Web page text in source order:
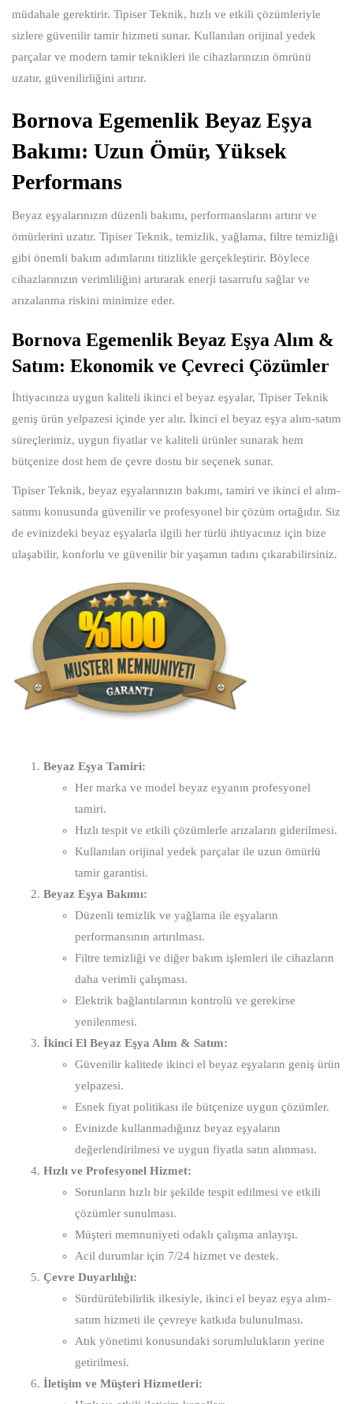
müdahale gerektirir. Tipiser Teknik, hızlı ve etkili çözümleriyle
sizlere güvenilir tamir hizmeti sunar. Kullanılan orijinal yedek
parçalar ve modern tamir teknikleri ile cihazlarınızın ömrünü
uzatır, güvenilirliğini artırır.
Bornova Egemenlik Beyaz Eşya
Bakımı: Uzun Ömür, Yüksek
Performans
Beyaz eşyalarınızın düzenli bakımı, performanslarını artırır ve
ömürlerini uzatır. Tipiser Teknik, temizlik, yağlama, filtre temizliği
gibi önemli bakım adımlarını titizlikle gerçekleştirir. Böylece
cihazlarınızın verimliliğini artırarak enerji tasarrufu sağlar ve
arızalanma riskini minimize eder.
Bornova Egemenlik Beyaz Eşya Alım &
Satım: Ekonomik ve Çevreci Çözümler
İhtiyacınıza uygun kaliteli ikinci el beyaz eşyalar, Tipiser Teknik
geniş ürün yelpazesi içinde yer alır. İkinci el beyaz eşya alım-satım
süreçlerimiz, uygun fiyatlar ve kaliteli ürünler sunarak hem
bütçenize dost hem de çevre dostu bir seçenek sunar.
Tipiser Teknik, beyaz eşyalarınızın bakımı, tamiri ve ikinci el alım-
satımı konusunda güvenilir ve profesyonel bir çözüm ortağıdır. Siz
de evinizdeki beyaz eşyalarla ilgili her türlü ihtiyacınız için bize
ulaşabilir, konforlu ve güvenilir bir yaşamın tadını çıkarabilirsiniz.
Beyaz Eşya Tamiri:
Her marka ve model beyaz eşyanın profesyonel
tamiri.
Hızlı tespit ve etkili çözümlerle arızaların giderilmesi.
Kullanılan orijinal yedek parçalar ile uzun ömürlü
tamir garantisi.
Beyaz Eşya Bakımı:
Düzenli temizlik ve yağlama ile eşyaların
performansının artırılması.
Filtre temizliği ve diğer bakım işlemleri ile cihazların
daha verimli çalışması.
Elektrik bağlantılarının kontrolü ve gerekirse
yenilenmesi.
İkinci El Beyaz Eşya Alım & Satım:
Güvenilir kalitede ikinci el beyaz eşyaların geniş ürün
yelpazesi.
Esnek fiyat politikası ile bütçenize uygun çözümler.
Evinizde kullanmadığınız beyaz eşyaların
değerlendirilmesi ve uygun fiyatla satın alınması.
Hızlı ve Profesyonel Hizmet:
Sorunların hızlı bir şekilde tespit edilmesi ve etkili
çözümler sunulması.
Müşteri memnuniyeti odaklı çalışma anlayışı.
Acil durumlar için 7/24 hizmet ve destek.
Çevre Duyarlılığı:
Sürdürülebilirlik ilkesiyle, ikinci el beyaz eşya alım-
satım hizmeti ile çevreye katkıda bulunulması.
Atık yönetimi konusundaki sorumlulukların yerine
getirilmesi.
İletişim ve Müşteri Hizmetleri: